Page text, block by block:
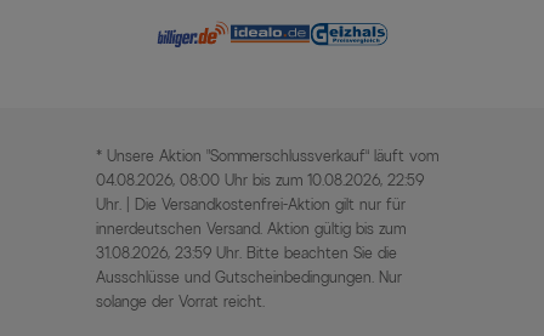
* Unsere Aktion „Sommerschlussverkauf“ läuft vom
04.08.2026, 08:00 Uhr bis zum 10.08.2026, 22:59
Uhr. | Die Versandkostenfrei-Aktion gilt nur für
innerdeutschen Versand. Aktion gültig bis zum
31.08.2026, 23:59 Uhr. Bitte beachten Sie die
Ausschlüsse und Gutscheinbedingungen. Nur
solange der Vorrat reicht.